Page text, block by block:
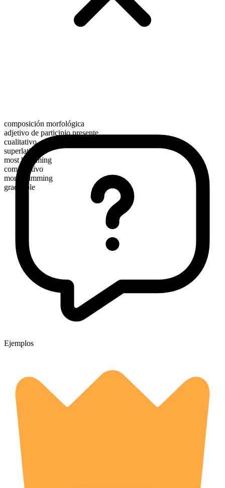
composición morfológica
adjetivo de participio presente
cualitativo
superlativo
most brimming
comparativo
more brimming
graduable
Ejemplos